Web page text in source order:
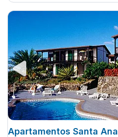
Apartamentos Santa Ana